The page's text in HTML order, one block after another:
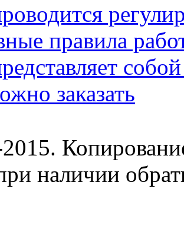
правила
заказать
наличии